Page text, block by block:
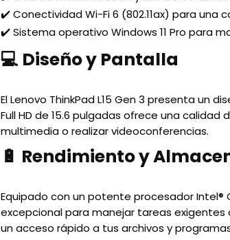
✔️ Conectividad Wi-Fi 6 (802.11ax) para una
✔️ Sistema operativo Windows 11 Pro para
💻 Diseño y Pantalla
El Lenovo ThinkPad L15 Gen 3 presenta un
Full HD de 15.6 pulgadas ofrece una
multimedia o realizar videoconferencias.
🔋 Rendimiento y
Equipado con un potente procesador Intel®
excepcional para manejar tareas exigentes
un acceso rápido a tus archivos y